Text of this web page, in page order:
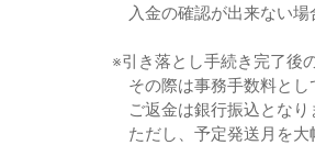
入金の確認が出来ない場
※引き落とし手続き完了後
その際は事務手数料とし
ご返金は銀行振込となり
ただし、予定発送月を大